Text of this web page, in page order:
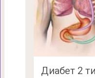
Диабет 2